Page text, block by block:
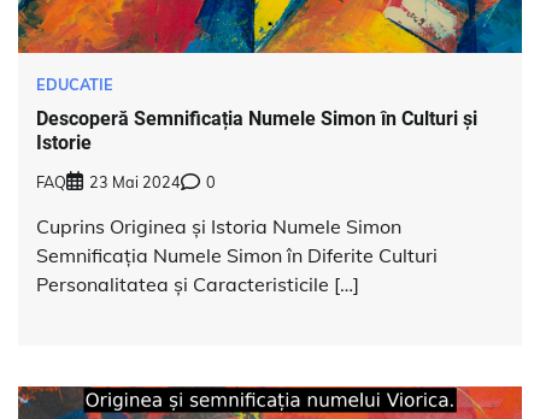
EDUCATIE
Descoperă Semnificația Numele Simon în Culturi și
Istorie
FAQ 23 Mai 2024 0
Cuprins Originea și Istoria Numele Simon
Semnificația Numele Simon în Diferite Culturi
Personalitatea și Caracteristicile […]